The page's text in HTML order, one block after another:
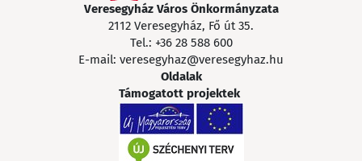
Veresegyház Város Önkormányzata
2112 Veresegyház, Fő út 35.
Tel.: +36 28 588 600
E-mail: veresegyhaz@veresegyhaz.hu
Oldalak
Támogatott projektek